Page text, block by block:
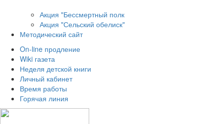
Акция "Бессмертный полк
Акция "Сельский обелиск"
Методический сайт
On-line продление
Wiki газета
Неделя детской книги
Личный кабинет
Время работы
Горячая линия